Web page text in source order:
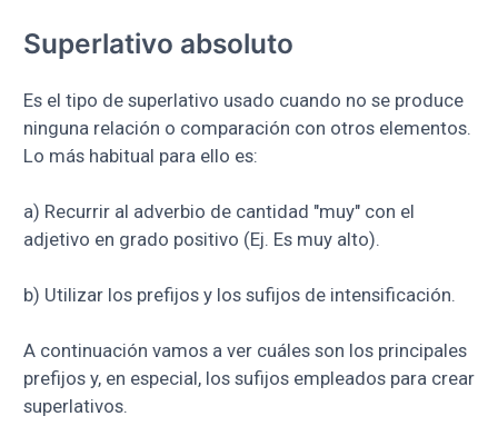
Superlativo absoluto
Es el tipo de superlativo usado cuando no se produce
ninguna relación o comparación con otros elementos.
Lo más habitual para ello es:
a) Recurrir al adverbio de cantidad "muy" con el
adjetivo en grado positivo (Ej. Es muy alto).
b) Utilizar los prefijos y los sufijos de intensificación.
A continuación vamos a ver cuáles son los principales
prefijos y, en especial, los sufijos empleados para crear
superlativos.